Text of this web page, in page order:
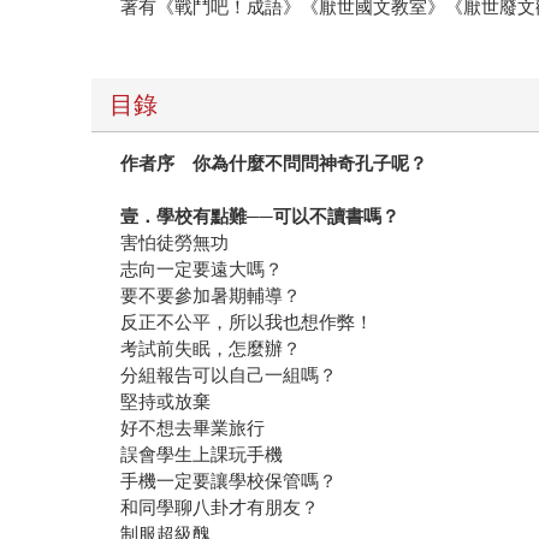
著有《戰鬥吧！成語》《厭世國文教室》《厭世廢
目錄
作者序 你為什麼不問問神奇孔子呢？
壹．學校有點難──可以不讀書嗎？
害怕徒勞無功
志向一定要遠大嗎？
要不要參加暑期輔導？
反正不公平，所以我也想作弊！
考試前失眠，怎麼辦？
分組報告可以自己一組嗎？
堅持或放棄
好不想去畢業旅行
誤會學生上課玩手機
手機一定要讓學校保管嗎？
和同學聊八卦才有朋友？
制服超級醜